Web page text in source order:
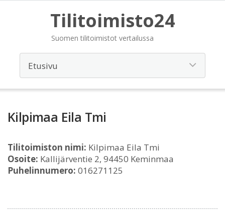
Tilitoimisto24
Suomen tilitoimistot vertailussa
Kilpimaa Eila Tmi
Tilitoimiston nimi: Kilpimaa Eila Tmi
Osoite: Kallijärventie 2, 94450 Keminmaa
Puhelinnumero: 016271125